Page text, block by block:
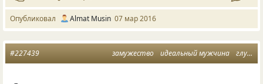
Опубликовал Almat Musin 07 мар 2016
замужество идеальный мужчина глупость
#227439